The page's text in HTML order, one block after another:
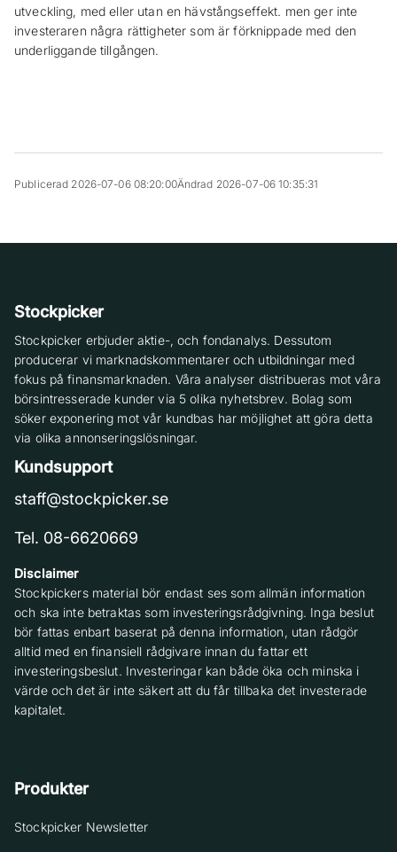
utveckling, med eller utan en hävstångseffekt. men ger inte
investeraren några rättigheter som är förknippade med den
underliggande tillgången.
Publicerad 2026-07-06 08:20:00Ändrad 2026-07-06 10:35:31
Stockpicker
Stockpicker erbjuder aktie-, och fondanalys. Dessutom
producerar vi marknadskommentarer och utbildningar med
fokus på finansmarknaden. Våra analyser distribueras mot våra
börsintresserade kunder via 5 olika nyhetsbrev. Bolag som
söker exponering mot vår kundbas har möjlighet att göra detta
via olika annonseringslösningar.
Kundsupport
staff@stockpicker.se
Tel. 08-6620669
Disclaimer
Stockpickers material bör endast ses som allmän information
och ska inte betraktas som investeringsrådgivning. Inga beslut
bör fattas enbart baserat på denna information, utan rådgör
alltid med en finansiell rådgivare innan du fattar ett
investeringsbeslut. Investeringar kan både öka och minska i
värde och det är inte säkert att du får tillbaka det investerade
kapitalet.
Produkter
Stockpicker Newsletter